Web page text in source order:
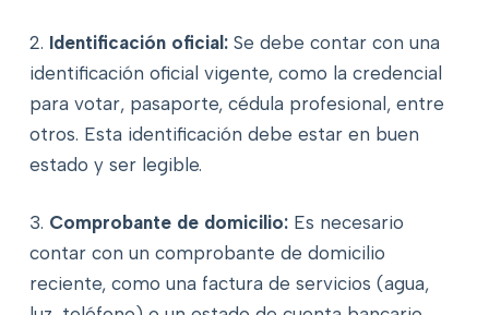
2. Identificación oficial:Se debe contar con una
identificación oficial vigente, como la credencial
para votar, pasaporte, cédula profesional, entre
otros. Esta identificación debe estar en buen
estado y ser legible.
3. Comprobante de domicilio:Es necesario
contar con un comprobante de domicilio
reciente, como una factura de servicios (agua,